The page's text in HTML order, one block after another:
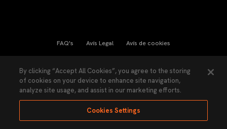
FAQ's Avís Legal Avís de cookies
Llei de Transparència Política de Privacitat
Accessibilitat
By clicking “Accept All Cookies”, you agree to the storing
of cookies on your device to enhance site navigation,
analyze site usage, and assist in our marketing efforts.
Cookies Settings